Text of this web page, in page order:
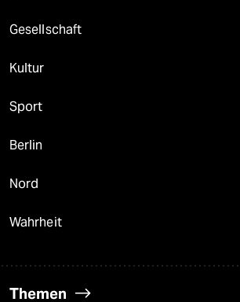
Gesellschaft
Kultur
Sport
Berlin
Nord
Wahrheit
Themen